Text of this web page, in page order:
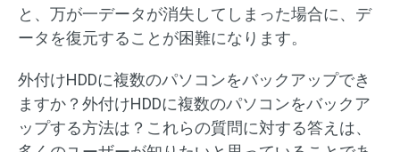
と、万が一データが消失してしまった場合に、デ
ータを復元することが困難になります。
外付けHDDに複数のパソコンをバックアップでき
ますか？外付けHDDに複数のパソコンをバックア
ップする方法は？これらの質問に対する答えは、